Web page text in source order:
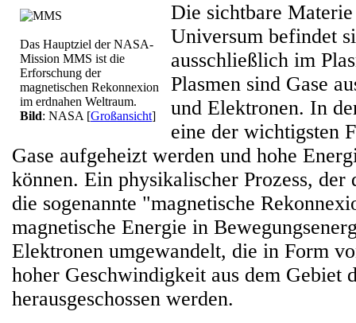
Das Hauptziel der NASA-
Mission MMS ist die
Erforschung der
magnetischen Rekonnexion
im erdnahen Weltraum.
Bild: NASA [Großansicht]
Die sichtbare
Universum befindet
ausschließlich im
Plasmen sind Gase
und Elektronen. In
eine der wichtigsten
Gase aufgeheizt werden und hohe
können. Ein physikalischer Prozess, der
die sogenannte "magnetische
magnetische Energie in
Elektronen umgewandelt, die in Form
hoher Geschwindigkeit aus dem Gebiet
herausgeschossen werden.